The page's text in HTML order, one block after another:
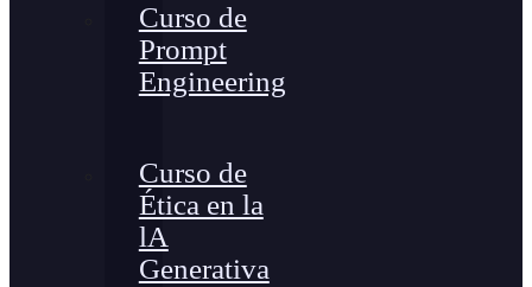
Curso de
Prompt
Engineering
Curso de
Ética en la
lA
Generativa